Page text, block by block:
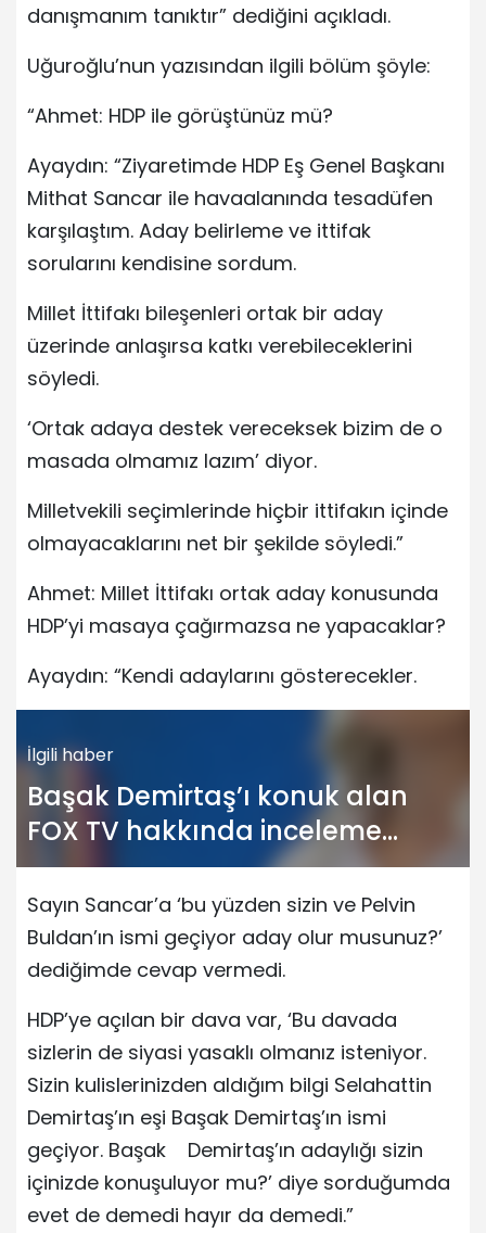
danışmanım tanıktır” dediğini açıkladı.
Uğuroğlu’nun yazısından ilgili bölüm şöyle:
“Ahmet: HDP ile görüştünüz mü?
Ayaydın: “Ziyaretimde HDP Eş Genel Başkanı
Mithat Sancar ile havaalanında tesadüfen
karşılaştım. Aday belirleme ve ittifak
sorularını kendisine sordum.
Millet İttifakı bileşenleri ortak bir aday
üzerinde anlaşırsa katkı verebileceklerini
söyledi.
‘Ortak adaya destek vereceksek bizim de o
masada olmamız lazım’ diyor.
Milletvekili seçimlerinde hiçbir ittifakın içinde
olmayacaklarını net bir şekilde söyledi.”
Ahmet: Millet İttifakı ortak aday konusunda
HDP’yi masaya çağırmazsa ne yapacaklar?
Ayaydın: “Kendi adaylarını gösterecekler.
İlgili haber
Başak Demirtaş’ı konuk alan
FOX TV hakkında inceleme
başlatıldı
Sayın Sancar’a ‘bu yüzden sizin ve Pelvin
Buldan’ın ismi geçiyor aday olur musunuz?’
dediğimde cevap vermedi.
HDP’ye açılan bir dava var, ‘Bu davada
sizlerin de siyasi yasaklı olmanız isteniyor.
Sizin kulislerinizden aldığım bilgi Selahattin
Demirtaş’ın eşi Başak Demirtaş’ın ismi
geçiyor. Başak Demirtaş’ın adaylığı sizin
içinizde konuşuluyor mu?’ diye sorduğumda
evet de demedi hayır da demedi.”